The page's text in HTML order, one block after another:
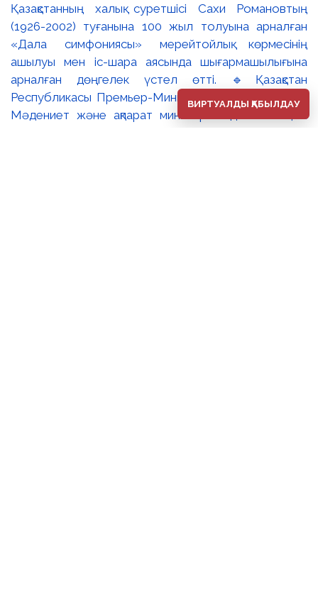
Қазақстанның халық суретшісі Сахи Романовтың
(1926-2002) туғанына 100 жыл толуына арналған
«Дала симфониясы» мерейтойлық көрмесінің
ашылуы мен іс-шара аясында шығармашылығына
арналған дөңгелек үстел өтті. 🔹Қазақстан
Республикасы Премьер-Министрінің орынбасары –
Мәдениет және ақпарат министрі Аида Ғалымқызы
ВИРТУАЛДЫ ҚАБЫЛДАУ